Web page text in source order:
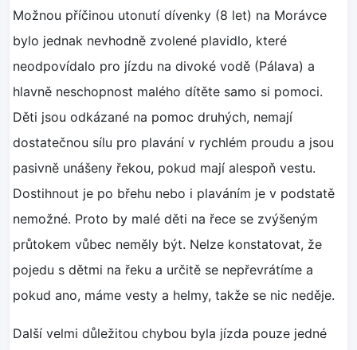
Možnou příčinou utonutí dívenky (8 let) na Morávce
bylo jednak nevhodně zvolené plavidlo, které
neodpovídalo pro jízdu na divoké vodě (Pálava) a
hlavně neschopnost malého dítěte samo si pomoci.
Děti jsou odkázané na pomoc druhých, nemají
dostatečnou sílu pro plavání v rychlém proudu a jsou
pasivně unášeny řekou, pokud mají alespoň vestu.
Dostihnout je po břehu nebo i plaváním je v podstatě
nemožné. Proto by malé děti na řece se zvýšeným
průtokem vůbec neměly být. Nelze konstatovat, že
pojedu s dětmi na řeku a určitě se nepřevrátíme a
pokud ano, máme vesty a helmy, takže se nic neděje.
Další velmi důležitou chybou byla jízda pouze jedné